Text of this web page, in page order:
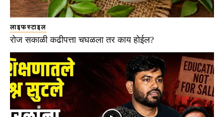
लाइफस्टाइल
रोज सकाळी कढीपत्ता चघळला तर काय होईल?